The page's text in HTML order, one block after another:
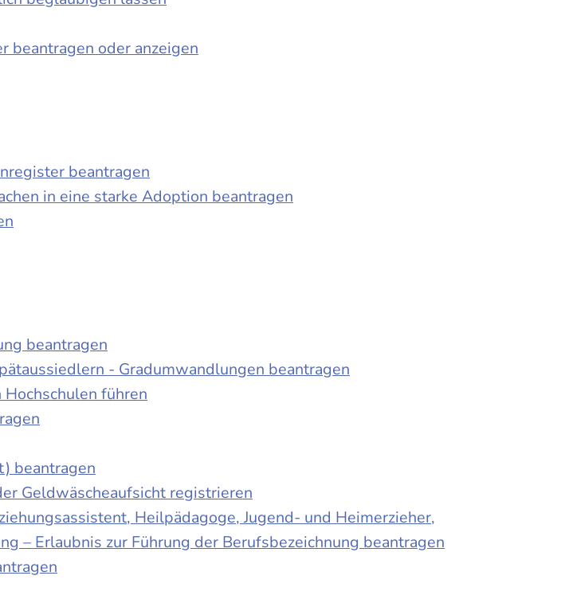
beantragen oder anzeigen
beantragen
in eine starke Adoption beantragen
beantragen
- Gradumwandlungen beantragen
führen
beantragen
Geldwäscheaufsicht registrieren
Heilpädagoge, Jugend- und Heimerzieher,
– Erlaubnis zur Führung der Berufsbezeichnung beantragen